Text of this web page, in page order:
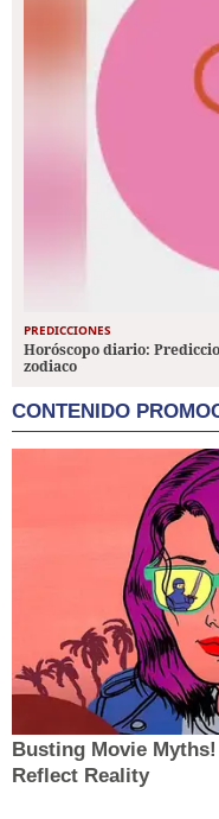
PREDICCIONES
Horóscopo diario:
zodiaco
CONTENIDO
Busting Movie
Reflect Reality